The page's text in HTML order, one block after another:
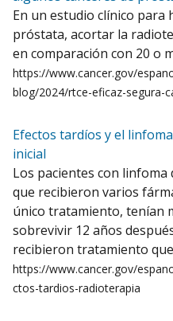
En un estudio clínico para
próstata, acortar la
en comparación con 20 o
https://www.cancer.gov/
blog/2024/rtce-eficaz-segura-
Efectos tardíos y el
inicial
Los pacientes con
que recibieron varios
único tratamiento, tenían
sobrevivir 12 años
recibieron tratamiento
https://www.cancer.gov/
ctos-tardios-radioterapia